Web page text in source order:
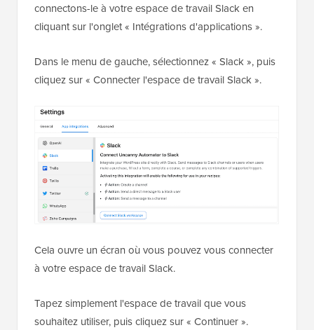
connectons-le à votre espace de travail Slack en
cliquant sur l'onglet « Intégrations d'applications ».
Dans le menu de gauche, sélectionnez « Slack », puis
cliquez sur « Connecter l'espace de travail Slack ».
Cela ouvre un écran où vous pouvez vous connecter
à votre espace de travail Slack.
Tapez simplement l'espace de travail que vous
souhaitez utiliser, puis cliquez sur « Continuer ».